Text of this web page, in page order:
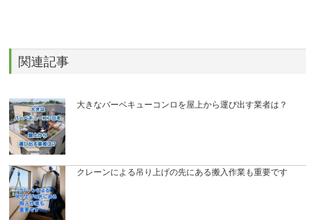
関連記事
大きなバーベキューコンロを屋上から運び出す業者は？
クレーンによる吊り上げの先にある搬入作業も重要です